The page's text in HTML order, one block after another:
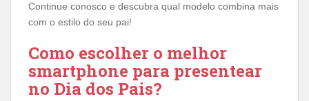
Continue conosco e descubra qual modelo combina mais
com o estilo do seu pai!
Como escolher o melhor
smartphone para presentear
no Dia dos Pais?